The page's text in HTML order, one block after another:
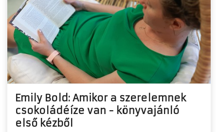
Emily Bold: Amikor a szerelemnek
csokoládéíze van - könyvajánló
első kézből